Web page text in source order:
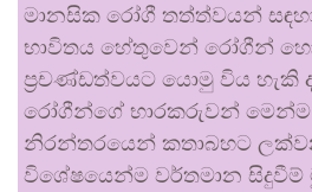
මානසික රෝගී තත්ත්වයන්
භාවිතය හේතුවෙන් රෝගීන් හෝ
ප්‍රචණ්ඩත්වයට යොමු විය හැකි
රෝගීන්ගේ භාරකරුවන් මෙන්ම
නිරන්තරයෙන් කතාබහට
විශේෂයෙන්ම වර්තමාන සිදුවීම්